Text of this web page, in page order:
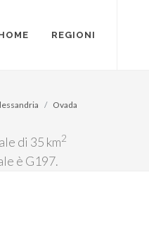
REGIONI
di 35 km2
è G197.
Ovada